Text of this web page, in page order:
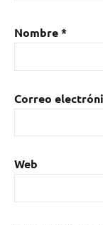
Nombre*
Correo
Web